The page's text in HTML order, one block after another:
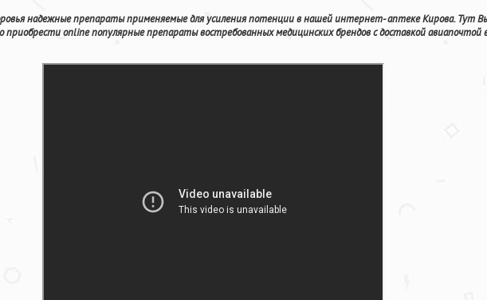
надежные препараты применяемые для усиления потенции в нашей интернет- аптеке Кирова. Тут
online популярные препараты востребованных медицинских брендов с доставкой авиапочтой